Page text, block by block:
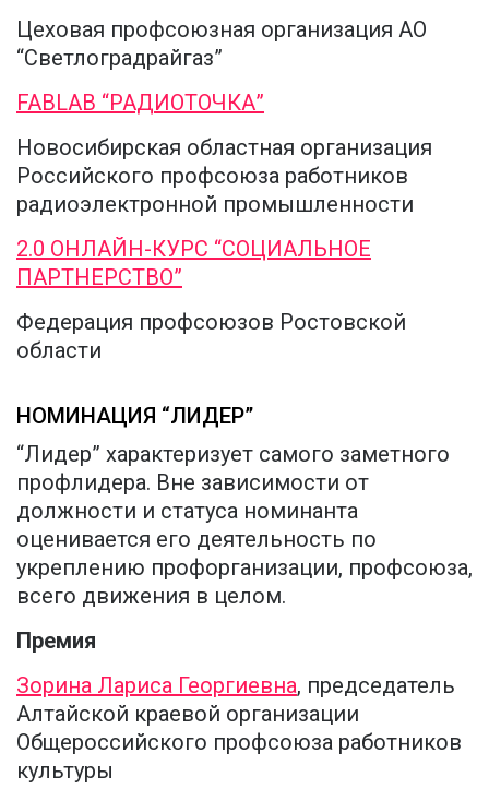
Цеховая профсоюзная организация АО
“Светлоградрaйгaз”
FABLAB “РАДИОТОЧКА”
Новосибирская областная организация
Российского профсоюза работников
радиоэлектронной промышленности
2.0 ОНЛАЙН-КУРС “СОЦИАЛЬНОЕ
ПАРТНЕРСТВО”
Федерация профсоюзов Ростовской
области
НОМИНАЦИЯ “ЛИДЕР”
“Лидер” характеризует самого заметного
профлидера. Вне зависимости от
должности и статуса номинанта
оценивается его деятельность по
укреплению профорганизации, профсоюза,
всего движения в целом.
Премия
Зорина Лариса Георгиевна, председатель
Алтайской краевой организации
Общероссийского профсоюза работников
культуры